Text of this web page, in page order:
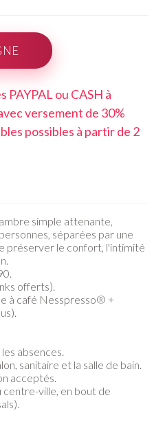
ou CASH à
versement de 30%
possibles à partir de 2
simple attenante,
séparées par une
préserver le confort, l'intimité
offerts).
à café Nesspresso® +
absences.
sanitaire et la salle de bain.
acceptés.
centre-ville, en bout de